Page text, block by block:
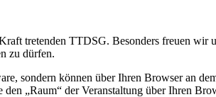
tretenden TTDSG. Besonders freuen wir
zu dürfen.
sondern können über Ihren Browser an
„Raum“ der Veranstaltung über Ihren